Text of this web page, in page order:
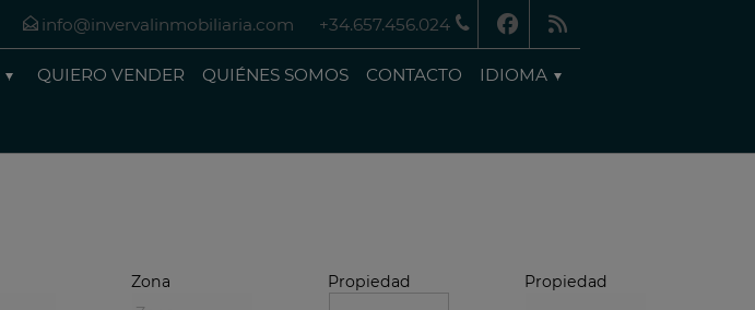
+34.657.456.024
info@invervalinmobiliaria.com
QUIERO VENDER QUIÉNES SOMOS CONTACTO IDIOMA
Zona Propiedad Propiedad